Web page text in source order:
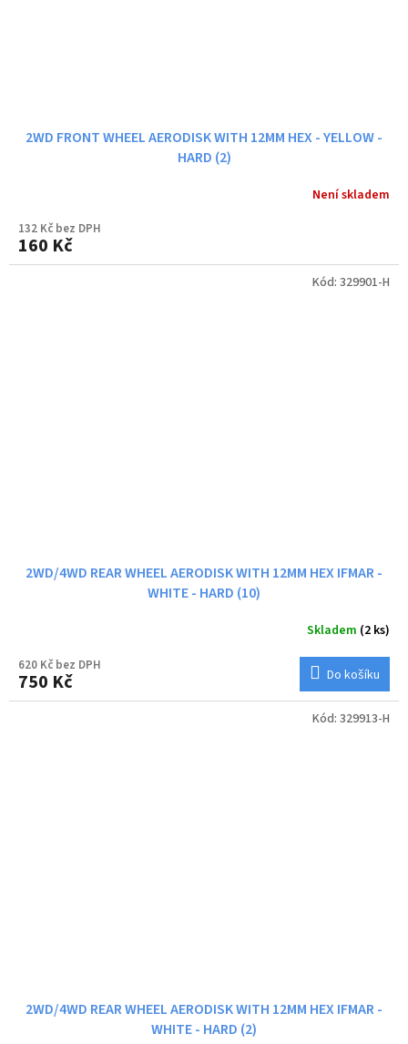
2WD FRONT WHEEL AERODISK WITH 12MM HEX - YELLOW -
HARD (2)
Není skladem
132 Kč bez DPH
160 Kč
2WD/4WD REAR WHEEL AERODISK WITH 12MM HEX IFMAR -
WHITE - HARD (10)
Skladem (2 ks)
620 Kč bez DPH
750 Kč Do košíku
Kód: 329901-H
2WD/4WD REAR WHEEL AERODISK WITH 12MM HEX IFMAR -
WHITE - HARD (2)
Kód: 329913-H